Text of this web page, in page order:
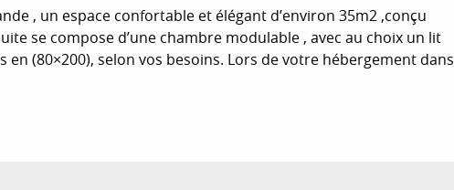
, un espace confortable et élégant d’environ 35m2 ,conçu
se compose d’une chambre modulable , avec au choix un lit
en (80×200), selon vos besoins. Lors de votre hébergement dans